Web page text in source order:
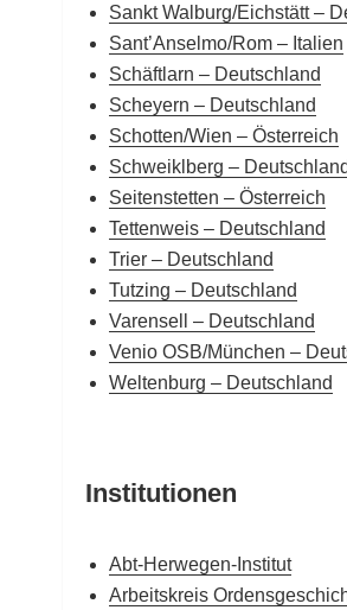
Sankt Walburg/Eichstätt –
Sant’Anselmo/Rom – Italien
Schäftlarn – Deutschland
Scheyern – Deutschland
Schotten/Wien – Österreich
Schweiklberg – Deutschland
Seitenstetten – Österreich
Tettenweis – Deutschland
Trier – Deutschland
Tutzing – Deutschland
Varensell – Deutschland
Venio OSB/München –
Weltenburg – Deutschland
Institutionen
Abt-Herwegen-Institut
Arbeitskreis